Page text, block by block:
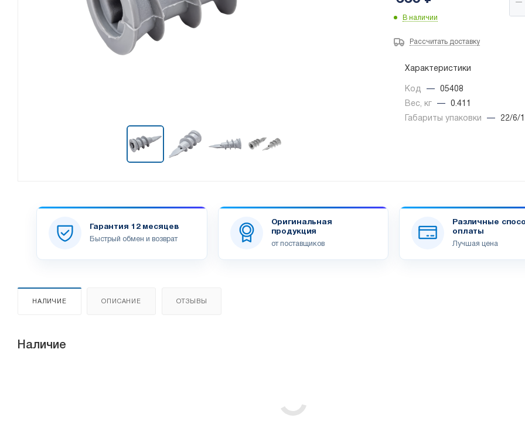
В наличии
Рассчитать доставку
Характеристики
Код —
05408
Вес, кг
—
0.411
Габариты упаковки
— 22/6/
Гарантия 12 месяцев
Быстрый обмен и возврат
Оригинальная
продукция
от поставщиков
Различные
оплаты
Лучшая цена
НАЛИЧИЕ ОПИСАНИЕ ОТЗЫВЫ
Наличие